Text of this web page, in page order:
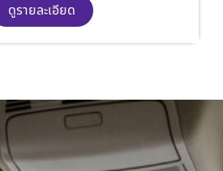
ดูรายละเอียด